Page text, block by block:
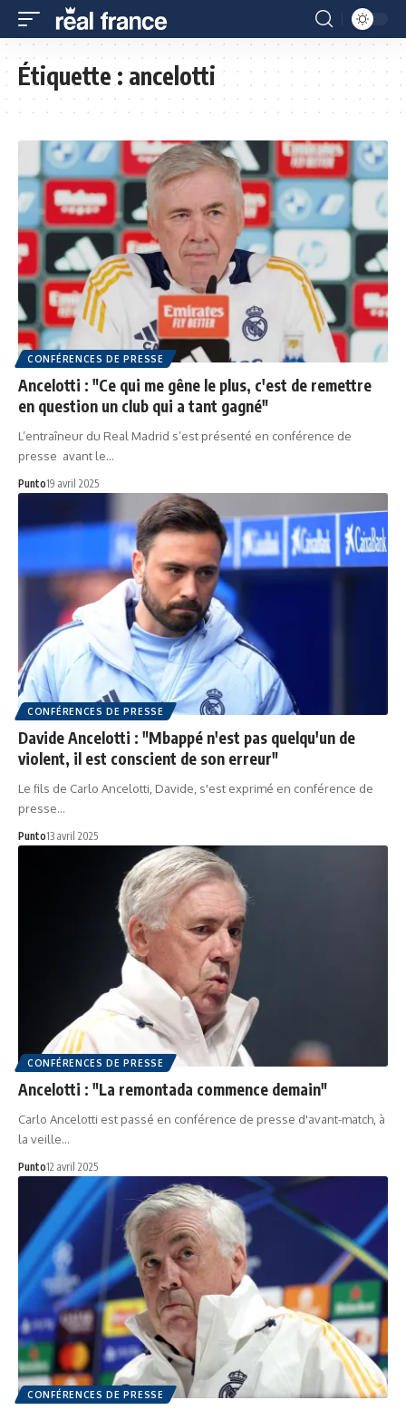
Étiquette :ancelotti
CONFÉRENCES DE PRESSE
Ancelotti : "Ce qui me gêne le plus, c'est de remettre
en question un club qui a tant gagné"
L’entraîneur du Real Madrid s’est présenté en conférence de
presse avant le…
Punto19 avril 2025
CONFÉRENCES DE PRESSE
Davide Ancelotti : "Mbappé n'est pas quelqu'un de
violent, il est conscient de son erreur"
Le fils de Carlo Ancelotti, Davide, s'est exprimé en conférence de
presse…
Punto13 avril 2025
CONFÉRENCES DE PRESSE
Ancelotti : "La remontada commence demain"
Carlo Ancelotti est passé en conférence de presse d'avant-match, à
la veille…
Punto12 avril 2025
CONFÉRENCES DE PRESSE